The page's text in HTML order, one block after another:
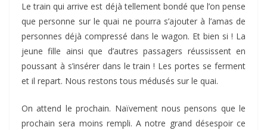
Le train qui arrive est déjà tellement bondé que l’on pense
que personne sur le quai ne pourra s’ajouter à l’amas de
personnes déjà compressé dans le wagon. Et bien si ! La
jeune fille ainsi que d’autres passagers réussissent en
poussant à s’insérer dans le train ! Les portes se ferment
et il repart. Nous restons tous médusés sur le quai.
On attend le prochain. Naïvement nous pensons que le
prochain sera moins rempli. A notre grand désespoir ce